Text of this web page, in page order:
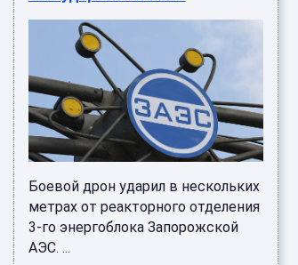
Боевой дрон ударил в нескольких
метрах от реакторного отделения
3-го энергоблока Запорожской
АЭС. ...